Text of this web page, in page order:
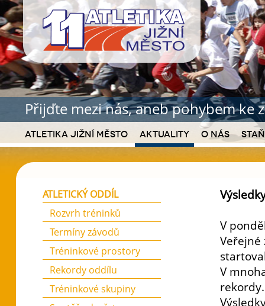
Přijďte mezi nás, aneb pohybem ke
Atletika Jižní Město Aktuality O nás
V
Veřejné
V
rekordy.
ATLETICKÝ ODDÍL
Rozvrh tréninků
Termíny závodů
Tréninkové prostory
Rekordy oddílu
Tréninkové skupiny